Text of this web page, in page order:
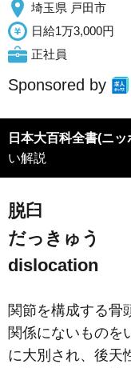
埼玉県 戸田市
日給1万3,000円
正社員
Sponsored by
日本大百科全書(ニッ
い解説
脱臼
だっきゅう
dislocation
関節を構成する骨
関係にないものを
に大別され、後天